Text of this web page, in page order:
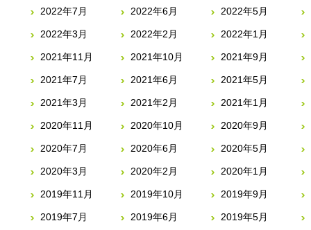
2022年7月 2022年6月 2022年5月
2022年3月 2022年2月 2022年1月
2021年11月 2021年10月 2021年9月
2021年7月 2021年6月 2021年5月
2021年3月 2021年2月 2021年1月
2020年11月 2020年10月 2020年9月
2020年7月 2020年6月 2020年5月
2020年3月 2020年2月 2020年1月
2019年11月 2019年10月 2019年9月
2019年7月 2019年6月 2019年5月